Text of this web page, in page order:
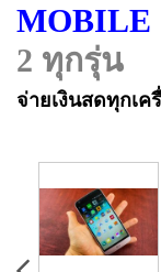
MOBILE
2 ทุกรุ่น
จ่ายเงินสดทุกเ